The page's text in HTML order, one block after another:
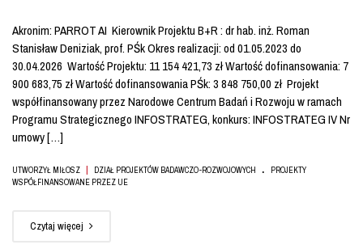
Akronim: PARROT AI Kierownik Projektu B+R : dr hab. inż. Roman
Stanisław Deniziak, prof. PŚk Okres realizacji: od 01.05.2023 do
30.04.2026 Wartość Projektu: 11 154 421,73 zł Wartość dofinansowania: 7
900 683,75 zł Wartość dofinansowania PŚk: 3 848 750,00 zł Projekt
współfinansowany przez Narodowe Centrum Badań i Rozwoju w ramach
Programu Strategicznego INFOSTRATEG, konkurs: INFOSTRATEG IV Nr
umowy […]
UTWORZYŁ MIŁOSZ | DZIAŁ PROJEKTÓW BADAWCZO-ROZWOJOWYCH .
PROJEKTY
WSPÓŁFINANSOWANE PRZEZ UE
Czytaj więcej